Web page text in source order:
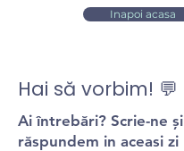
Inapoi acasa
Hai să vorbim! 💬
Ai întrebări? Scrie-ne și
răspundem in aceasi zi